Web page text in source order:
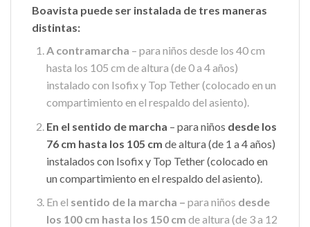
Boavista puede ser instalada de tres maneras
distintas:
A contramarcha – para niños desde los 40 cm
hasta los 105 cm de altura (de 0 a 4 años)
instalado con Isofix y Top Tether (colocado en un
compartimiento en el respaldo del asiento).
En el sentido de marcha – para niños desde los
76 cm hasta los 105 cm de altura (de 1 a 4 años)
instalados con Isofix y Top Tether (colocado en
un compartimiento en el respaldo del asiento).
En el sentido de la marcha – para niños desde
los 100 cm hasta los 150 cm de altura (de 3 a 12